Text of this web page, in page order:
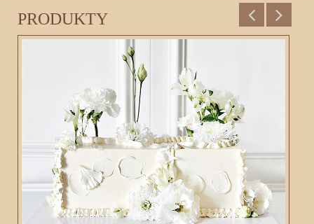
PRODUKTY